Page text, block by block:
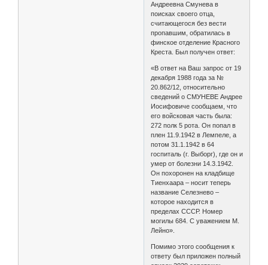
Андреевна Смунева в
поисках своего отца,
считающегося без вести
пропавшим, обратилась в
финское отделение Красного
Креста. Был получен ответ:
«В ответ на Ваш запрос от 19
декабря 1988 года за №
20.862/12, относительно
сведений о СМУНЕВЕ Андрее
Иосифовиче сообщаем, что
его войсковая часть была:
272 полк 5 рота. Он попал в
плен 11.9.1942 в Лемпеле, а
потом 31.1.1942 в 64
госпиталь (г. Выборг), где он и
умер от болезни 14.3.1942.
Он похоронен на кладбище
Тиенхаара – носит теперь
название Селезнево –
которое находится в
пределах СССР. Номер
могилы 684. С уважением М.
Лейно».
Помимо этого сообщения к
ответу был приложен полный